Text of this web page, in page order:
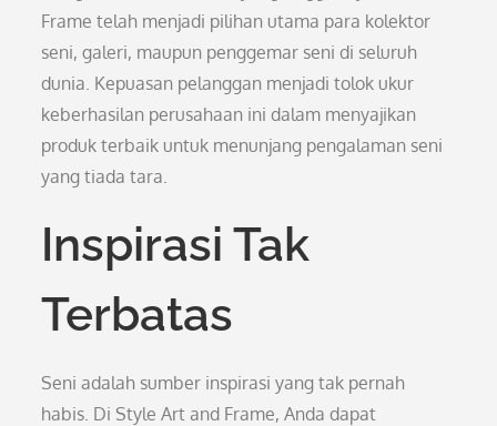
Frame telah menjadi pilihan utama para kolektor
seni, galeri, maupun penggemar seni di seluruh
dunia. Kepuasan pelanggan menjadi tolok ukur
keberhasilan perusahaan ini dalam menyajikan
produk terbaik untuk menunjang pengalaman seni
yang tiada tara.
Inspirasi Tak
Terbatas
Seni adalah sumber inspirasi yang tak pernah
habis. Di Style Art and Frame, Anda dapat